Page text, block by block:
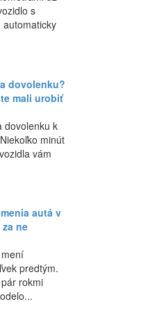
s
dovolenku?
mali urobiť
dovolenku k
minút
vám
autá v
ne
predtým.
rokmi